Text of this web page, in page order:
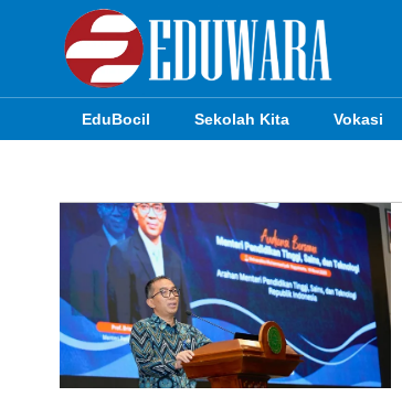
EduBocil Sekolah Kita Vokasi
Sekolah Kita
Vokasi
Kampus
Idea
Sains